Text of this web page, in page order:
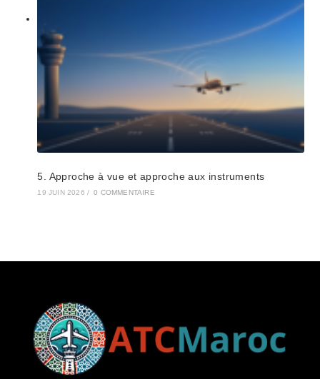
5. Approche à vue et approche aux instruments
19 JUIN 2026 / 0 COMMENTAIRE